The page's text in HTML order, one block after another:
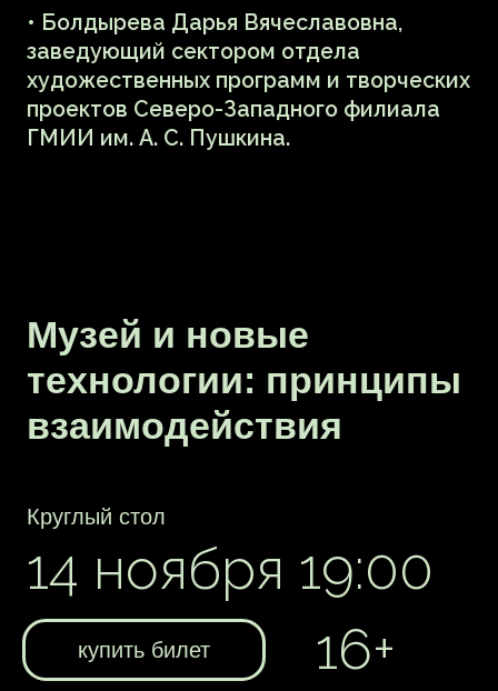
• Екатерина Михатова — куратор и арт-
и текстовое наполнение;
• Ольга Маркарян — историк искусств,
куратор реновации библиотечно-
культурного центра «Нота», онлайн-
музея «Город Гоголя» и выставок
«Стальной путь Александра Блока»,
«Ленинградские светлячки»,
«Гоголевский Рим»;
реальностью, преподает в школе
Родченко, автор телеграм-канала
«Метаверсошная» и подкаста
«Метаверсная правда»;
• Иван Юницкий — XR-эксперт,
продюсер иммерсивных проектов,
основатель студии VOIC LAB, автор
World Congress Shanghai;
• Дмитрий Роткин — визуализатор
и геймдизайнер, участник арт-группы
KZ-Gallery;